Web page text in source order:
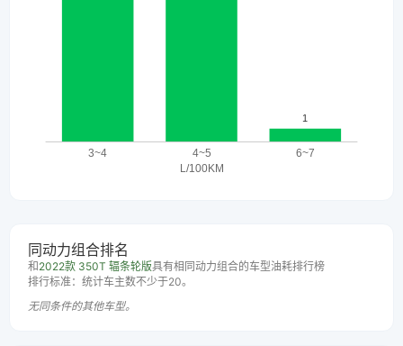
同动力组合排名
和 2022款 350T 辐条轮版具有相同动力组合的车型油耗排行榜
排行标准：统计车主数不少于20。
无同条件的其他车型。